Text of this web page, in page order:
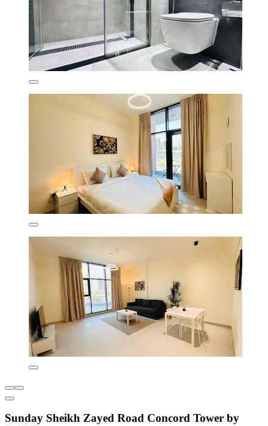
Sunday Sheikh Zayed Road Concord Tower by